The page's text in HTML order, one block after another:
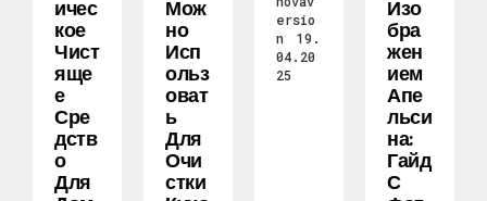
Ичес
Кое
Чист
Яще
Е
Сре
Дств
О
Для
Мож
Но
Исп
Ольз
Оват
Ь
Для
Очи
Стки
ersio
n
19.
04.20
25
Изо
Бра
Жен
Ием
Апе
Льси
На:
Гайд
С